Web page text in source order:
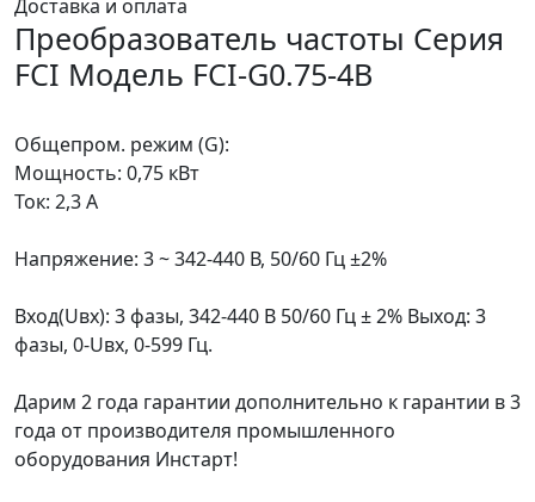
Доставка и оплата
Преобразователь частоты Серия
FCI Модель FCI-G0.75-4B
Общепром. режим (G):
Мощность: 0,75 кВт
Ток: 2,3 А
Напряжение: 3 ~ 342-440 В, 50/60 Гц ±2%
Вход(Uвх): 3 фазы, 342-440 В 50/60 Гц ± 2% Выход: 3
фазы, 0-Uвх, 0-599 Гц.
Дарим 2 года гарантии дополнительно к гарантии в 3
года от производителя промышленного
оборудования Инстарт!